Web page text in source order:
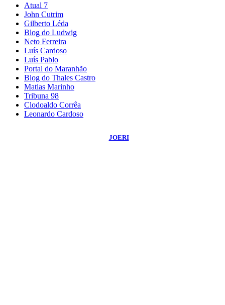
Atual 7
John Cutrim
Gilberto Léda
Blog do Ludwig
Neto Ferreira
Luís Cardoso
Luís Pablo
Portal do Maranhão
Blog do Thales Castro
Matias Marinho
Tribuna 98
Clodoaldo Corrêa
Leonardo Cardoso
JOERI